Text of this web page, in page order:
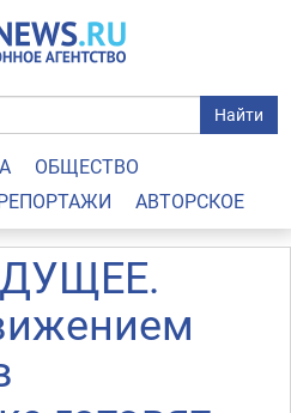
Найти
ОБЩЕСТВО
АВТОРСКОЕ